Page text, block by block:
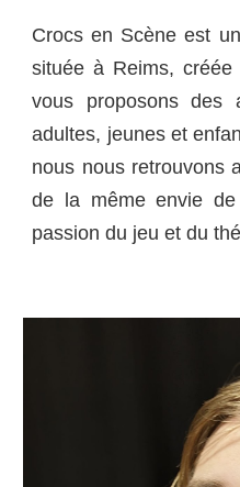
Crocs en Scène est
située à Reims,
vous proposons des
adultes, jeunes et
nous nous retrouvons
de la même envie
passion du jeu et du